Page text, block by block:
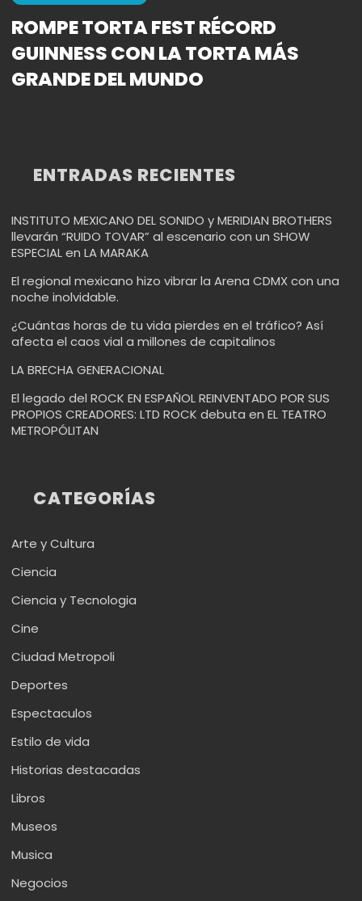
ROMPE TORTA FEST RÉCORD
GUINNESS CON LA TORTA MÁS
GRANDE DEL MUNDO
ENTRADAS RECIENTES
INSTITUTO MEXICANO DEL SONIDO y MERIDIAN BROTHERS
llevarán “RUIDO TOVAR” al escenario con un SHOW
ESPECIAL en LA MARAKA
El regional mexicano hizo vibrar la Arena CDMX con una
noche inolvidable.
¿Cuántas horas de tu vida pierdes en el tráfico? Así
afecta el caos vial a millones de capitalinos
LA BRECHA GENERACIONAL
El legado del ROCK EN ESPAÑOL REINVENTADO POR SUS
PROPIOS CREADORES: LTD ROCK debuta en EL TEATRO
METROPÓLITAN
CATEGORÍAS
Arte y Cultura
Ciencia
Ciencia y Tecnologia
Cine
Ciudad Metropoli
Deportes
Espectaculos
Estilo de vida
Historias destacadas
Libros
Museos
Musica
Negocios